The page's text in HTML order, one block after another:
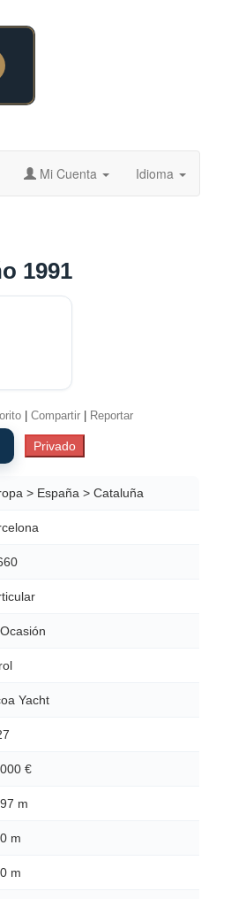
Mi Cuenta Idioma
1991
| Compartir| Reportar
> España > Cataluña
Yacht
€
m
m
m